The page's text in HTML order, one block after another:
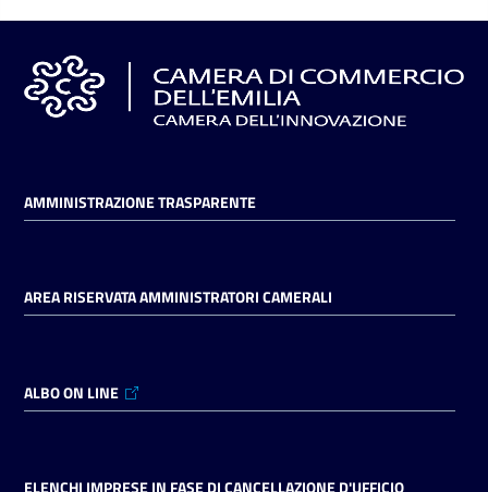
Tutelare
il
Consumatore
L'impresa
AMMINISTRAZIONE TRASPARENTE
AREA RISERVATA AMMINISTRATORI CAMERALI
ALBO ON LINE
ELENCHI IMPRESE IN FASE DI CANCELLAZIONE D'UFFICIO